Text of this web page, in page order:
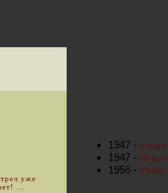
1947 -
1947 -
1956 -
уже
...